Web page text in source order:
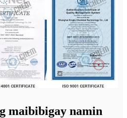
maibibigay namin